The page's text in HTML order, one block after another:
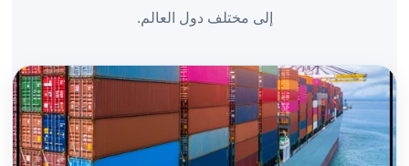
إلى مختلف دول العالم.